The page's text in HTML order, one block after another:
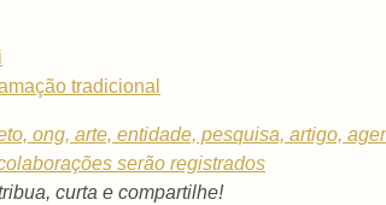
tradicional
ong, arte, entidade, pesquisa, artigo,
serão registrados
curta e compartilhe!